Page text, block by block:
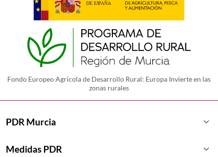
Fondo Europeo Agrícola de Desarrollo Rural: Europa Invierte en las
zonas rurales
PDR Murcia keyboard_arrow_down
Medidas PDR keyboard_arrow_down